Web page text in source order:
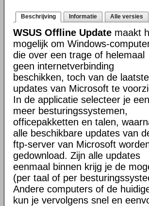
Beschrijving Informatie Alle versies
WSUS Offline Update maakt
mogelijk om Windows-
die over een trage of helemaal
geen internetverbinding
beschikken, toch van de laatste
updates van Microsoft te
In de applicatie selecteer je
meer besturingssystemen,
officepakketten en talen,
alle beschikbare updates van
ftp-server van Microsoft
gedownload. Zijn alle updates
eenmaal binnen krijg je de
(per taal of per
Andere computers of de
kun je vervolgens snel en